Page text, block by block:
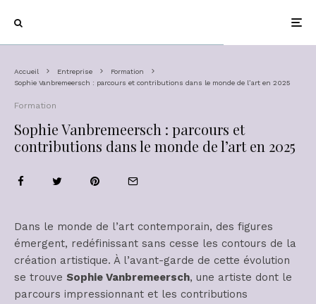
Accueil Entreprise
Formation
Sophie Vanbremeersch : parcours et contributions dans le monde de l’art en 2025
Formation
Sophie Vanbremeersch : parcours et
contributions dans le monde de l’art en 2025
Dans le monde de l’art contemporain, des figures
émergent, redéfinissant sans cesse les contours de la
création artistique. À l’avant-garde de cette évolution
se trouve Sophie Vanbremeersch, une artiste dont le
parcours impressionnant et les contributions